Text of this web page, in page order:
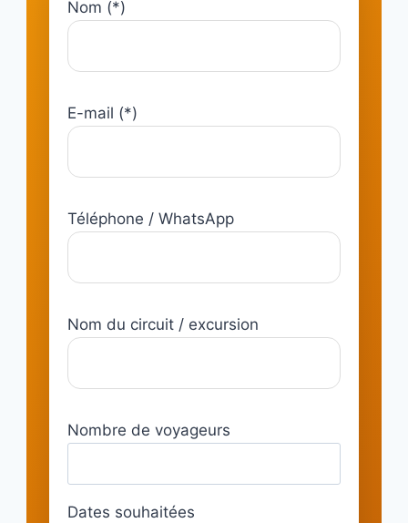
Nom (*)
E-mail (*)
Téléphone / WhatsApp
Nom du circuit / excursion
Nombre de voyageurs
Dates souhaitées